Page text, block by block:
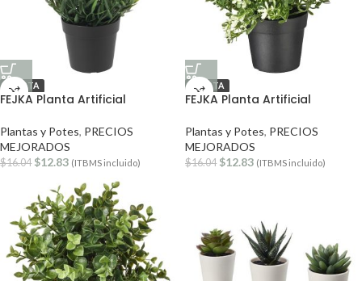
OFERTA
FEJKA Planta Artificial
Plantas y Potes, PRECIOS
MEJORADOS
$16.04 $12.83 (ITBMS incluido)
OFERTA
FEJKA Planta Artificial
Plantas y Potes, PRECIOS
MEJORADOS
$16.04 $12.83 (ITBMS incluido)